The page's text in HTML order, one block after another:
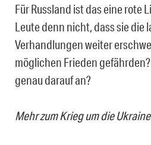
Für Russland ist das eine rote
Leute denn nicht, dass sie die
Verhandlungen weiter
möglichen Frieden
genau darauf an?
Mehr zum Krieg um die Ukraine